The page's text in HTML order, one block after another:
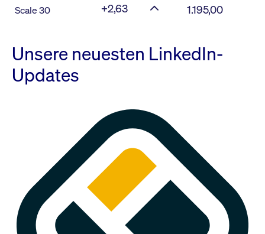
Scale 30 +2,63 1.195,00
Unsere neuesten LinkedIn-
Updates